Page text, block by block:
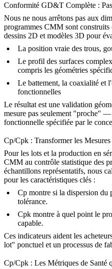
Conformité GD&T Complète :
Nous ne nous arrêtons pas aux
programmes CMM sont construits
dessins 2D et modèles 3D pour
La position vraie des trous,
Le profil des surfaces
compris les géométries
Le battement, la coaxialité et
fonctionnelles
Le résultat est une validation
mesure pas seulement "proche"
fonctionnelle spécifiée par le
Cp/Cpk : Transformer les
Pour les lots et la production en
CMM au contrôle statistique des
échantillons représentatifs, nous
pour les caractéristiques clés :
Cp montre si la dispersion du
tolérance.
Cpk montre à quel point le
capable.
Ces indicateurs aident les
lot" ponctuel et un processus de
Cp/Cpk : Les Métriques de Santé